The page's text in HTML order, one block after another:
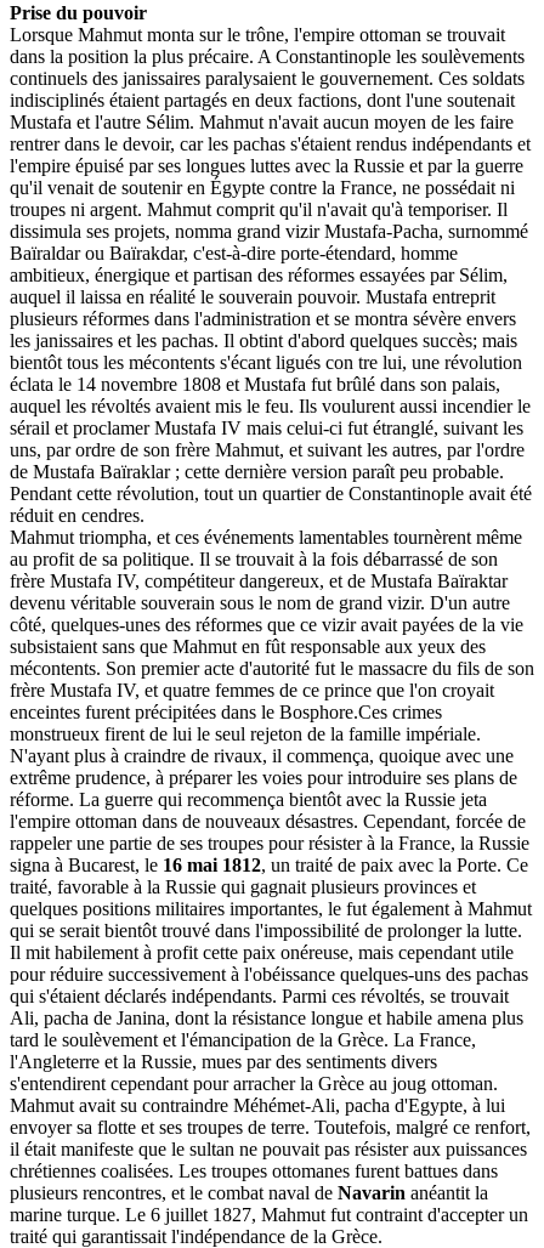
Prise du pouvoir
Lorsque Mahmut monta sur le trône, l'empire ottoman se trouvait
dans la position la plus précaire. A Constantinople les soulèvements
continuels des janissaires paralysaient le gouvernement. Ces soldats
indisciplinés étaient partagés en deux factions, dont l'une soutenait
Mustafa et l'autre Sélim. Mahmut n'avait aucun moyen de les faire
rentrer dans le devoir, car les pachas s'étaient rendus indépendants et
l'empire épuisé par ses longues luttes avec la Russie et par la guerre
qu'il venait de soutenir en Égypte contre la France, ne possédait ni
troupes ni argent. Mahmut comprit qu'il n'avait qu'à temporiser. Il
dissimula ses projets, nomma grand vizir Mustafa-Pacha, surnommé
Baïraldar ou Baïrakdar, c'est-à-dire porte-étendard, homme
ambitieux, énergique et partisan des réformes essayées par Sélim,
auquel il laissa en réalité le souverain pouvoir. Mustafa entreprit
plusieurs réformes dans l'administration et se montra sévère envers
les janissaires et les pachas. Il obtint d'abord quelques succès; mais
bientôt tous les mécontents s'écant ligués con tre lui, une révolution
éclata le 14 novembre 1808 et Mustafa fut brûlé dans son palais,
auquel les révoltés avaient mis le feu. Ils voulurent aussi incendier le
sérail et proclamer Mustafa IV mais celui-ci fut étranglé, suivant les
uns, par ordre de son frère Mahmut, et suivant les autres, par l'ordre
de Mustafa Baïraklar ; cette dernière version paraît peu probable.
Pendant cette révolution, tout un quartier de Constantinople avait été
réduit en cendres.
Mahmut triompha, et ces événements lamentables tournèrent même
au profit de sa politique. Il se trouvait à la fois débarrassé de son
frère Mustafa IV, compétiteur dangereux, et de Mustafa Baïraktar
devenu véritable souverain sous le nom de grand vizir. D'un autre
côté, quelques-unes des réformes que ce vizir avait payées de la vie
subsistaient sans que Mahmut en fût responsable aux yeux des
mécontents. Son premier acte d'autorité fut le massacre du fils de son
frère Mustafa IV, et quatre femmes de ce prince que l'on croyait
enceintes furent précipitées dans le Bosphore.Ces crimes
monstrueux firent de lui le seul rejeton de la famille impériale.
N'ayant plus à craindre de rivaux, il commença, quoique avec une
extrême prudence, à préparer les voies pour introduire ses plans de
réforme. La guerre qui recommença bientôt avec la Russie jeta
l'empire ottoman dans de nouveaux désastres. Cependant, forcée de
rappeler une partie de ses troupes pour résister à la France, la Russie
signa à Bucarest, le 16 mai 1812, un traité de paix avec la Porte. Ce
traité, favorable à la Russie qui gagnait plusieurs provinces et
quelques positions militaires importantes, le fut également à Mahmut
qui se serait bientôt trouvé dans l'impossibilité de prolonger la lutte.
Il mit habilement à profit cette paix onéreuse, mais cependant utile
pour réduire successivement à l'obéissance quelques-uns des pachas
qui s'étaient déclarés indépendants. Parmi ces révoltés, se trouvait
Ali, pacha de Janina, dont la résistance longue et habile amena plus
tard le soulèvement et l'émancipation de la Grèce. La France,
l'Angleterre et la Russie, mues par des sentiments divers
s'entendirent cependant pour arracher la Grèce au joug ottoman.
Mahmut avait su contraindre Méhémet-Ali, pacha d'Egypte, à lui
envoyer sa flotte et ses troupes de terre. Toutefois, malgré ce renfort,
il était manifeste que le sultan ne pouvait pas résister aux puissances
chrétiennes coalisées. Les troupes ottomanes furent battues dans
plusieurs rencontres, et le combat naval de Navarin anéantit la
marine turque. Le 6 juillet 1827, Mahmut fut contraint d'accepter un
traité qui garantissait l'indépendance de la Grèce.